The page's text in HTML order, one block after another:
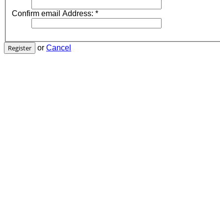
Confirm email Address: *
Register or Cancel